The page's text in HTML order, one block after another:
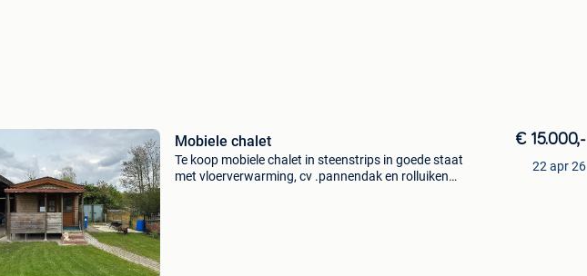
Mobiele chalet
Te koop mobiele chalet in steenstrips in goede staat
met vloerverwarming, cv .pannendak en rolluiken
€ 15.000,-
22 apr 26